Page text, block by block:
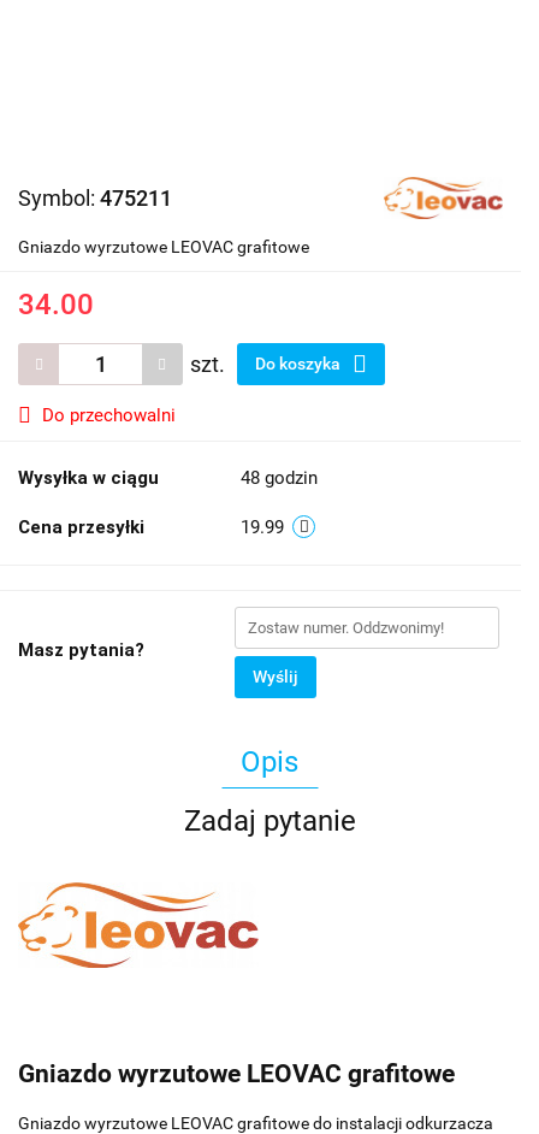
Symbol: 475211
Gniazdo wyrzutowe LEOVAC grafitowe
34.00
szt. Do koszyka
Do przechowalni
Wysyłka w ciągu 48 godzin
Cena przesyłki 19.99
Masz pytania?
Wyślij
Opis
Zadaj pytanie
Gniazdo wyrzutowe LEOVAC grafitowe
Gniazdo wyrzutowe LEOVAC grafitowe do instalacji odkurzacza